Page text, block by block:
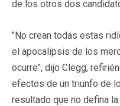
de los otros dos
"No crean todas estas
el apocalipsis de los
ocurre", dijo Clegg,
efectos de un triunfo de
resultado que no defina